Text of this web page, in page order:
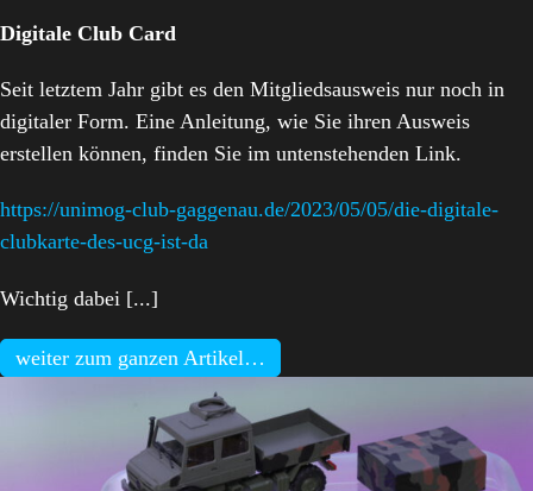
Digitale Club Card
Seit letztem Jahr gibt es den Mitgliedsausweis nur noch in
digitaler Form. Eine Anleitung, wie Sie ihren Ausweis
erstellen können, finden Sie im untenstehenden Link.
https://unimog-club-gaggenau.de/2023/05/05/die-digitale-
clubkarte-des-ucg-ist-da
Wichtig dabei [...]
weiter zum ganzen Artikel…